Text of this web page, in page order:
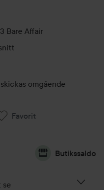
Bare Affair
omgående
Favorit
Butikssaldo
se